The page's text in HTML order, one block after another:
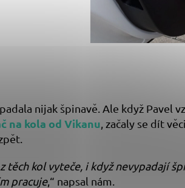
nijak špinavě. Ale když Pavel
na kola od Vikanu , začaly se dít
těch kol vyteče, i když nevypadají
pracuje,“ napsal nám.